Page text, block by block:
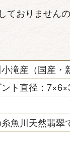
ておりません
滝産（国産・
ト直径：
魚川天然翡翠